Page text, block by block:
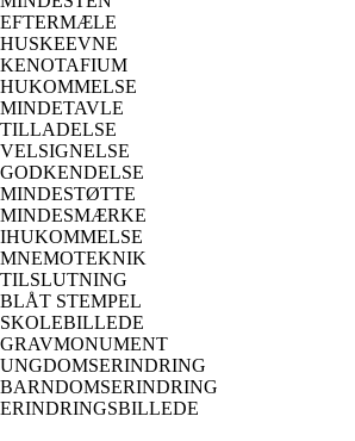
EFTERMÆLE
HUSKEEVNE
KENOTAFIUM
HUKOMMELSE
MINDETAVLE
TILLADELSE
VELSIGNELSE
GODKENDELSE
MINDESTØTTE
MINDESMÆRKE
IHUKOMMELSE
MNEMOTEKNIK
TILSLUTNING
BLÅT STEMPEL
SKOLEBILLEDE
GRAVMONUMENT
UNGDOMSERINDRING
BARNDOMSERINDRING
ERINDRINGSBILLEDE